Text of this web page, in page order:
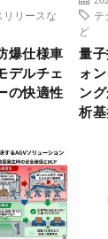
リリースな
爆仕様車
デルチェ
の快適性
テ
ど
量
ォ
ン
析